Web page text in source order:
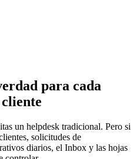
para cada
un helpdesk tradicional. Pero si
solicitudes de
diarios, el Inbox y las hojas